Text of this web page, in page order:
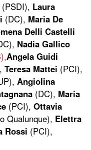
(PSDI), Laura
(DC), Maria De
Delli Castelli
Nadia Gallico
Angela Guidi
Teresa Mattei (PCI),
Angiolina
(DC), Maria
(PCI), Ottavia
Qualunque), Elettra
Rossi (PCI),